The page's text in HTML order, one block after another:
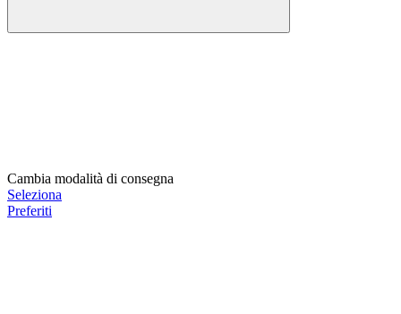
Cambia modalità di consegna
Seleziona
Preferiti